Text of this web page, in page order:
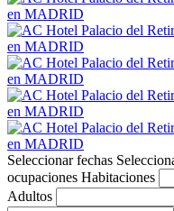
Seleccionar fechas
ocupaciones Habitaciones
Adultos